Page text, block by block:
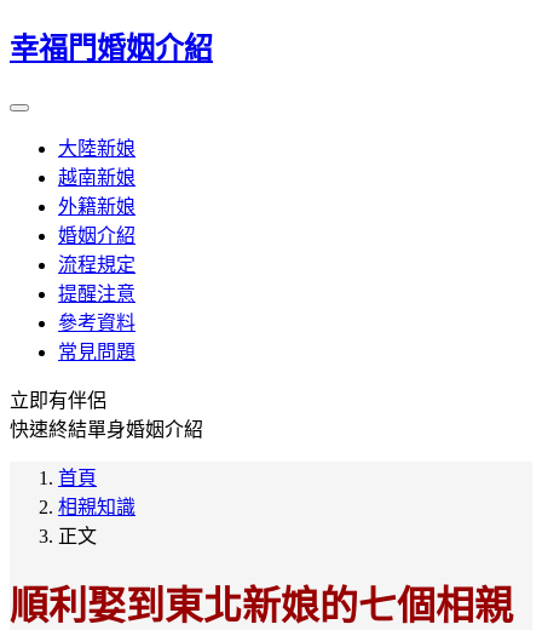
幸福門婚姻介紹
大陸新娘
越南新娘
外籍新娘
婚姻介紹
流程規定
提醒注意
參考資料
常見問題
立即有伴侶
快速終結單身婚姻介紹
首頁
相親知識
正文
順利娶到東北新娘的七個相親